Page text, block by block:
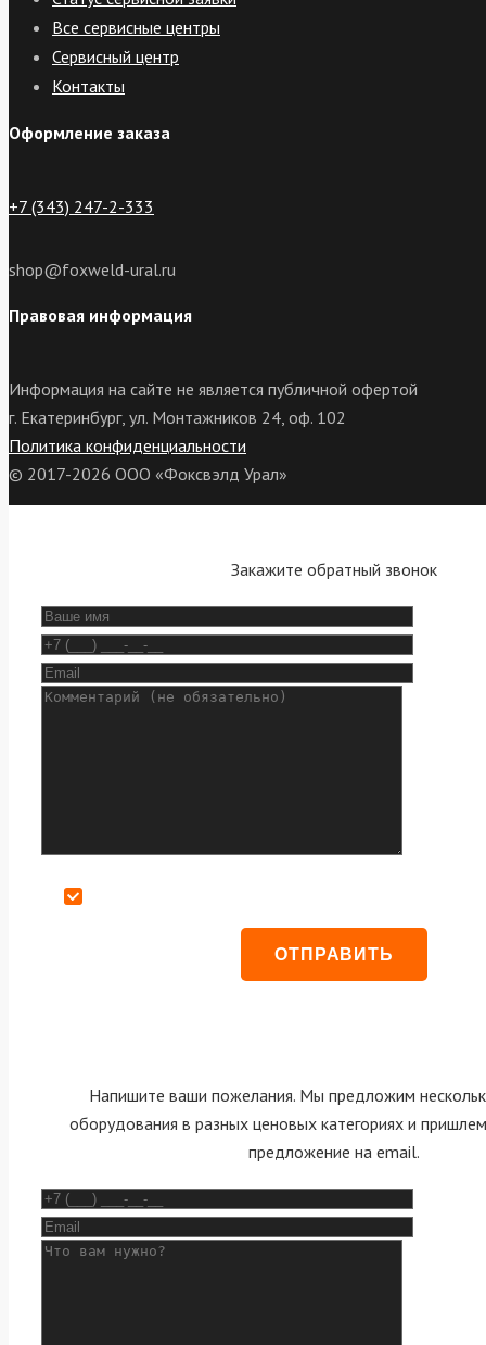
Все сервисные центры
Сервисный центр
Контакты
Оформление заказа
+7 (343) 247-2-333
shop@foxweld-ural.ru
Правовая информация
Информация на сайте не является публичной офертой
г. Екатеринбург, ул. Монтажников 24, оф. 102
Политика конфиденциальности
© 2017-2026 ООО «Фоксвэлд Урал»
Закажите обратный звонок
Напишите ваши пожелания. Мы предложим
оборудования в разных ценовых категориях и
предложение на email.